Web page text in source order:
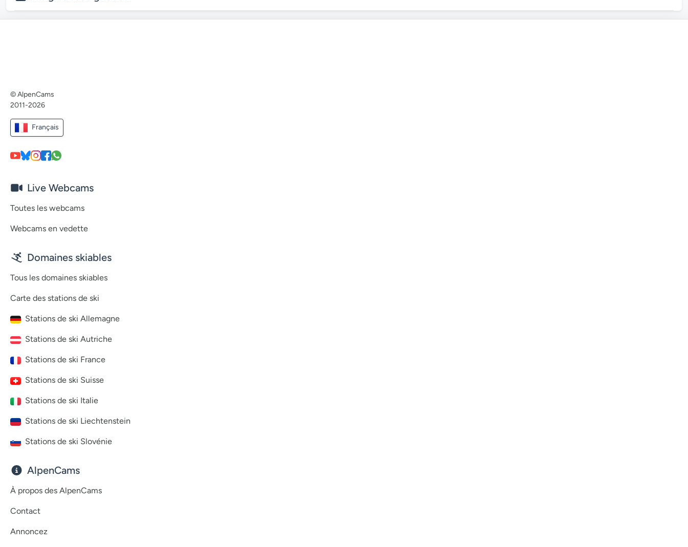
© AlpenCams
2011-2026
Français
Live Webcams
Toutes les webcams
Webcams en vedette
Domaines skiables
Tous les domaines skiables
Carte des stations de ski
Stations de ski Allemagne
Stations de ski Autriche
Stations de ski France
Stations de ski Suisse
Stations de ski Italie
Stations de ski Liechtenstein
Stations de ski Slovénie
AlpenCams
À propos des AlpenCams
Contact
Annoncez